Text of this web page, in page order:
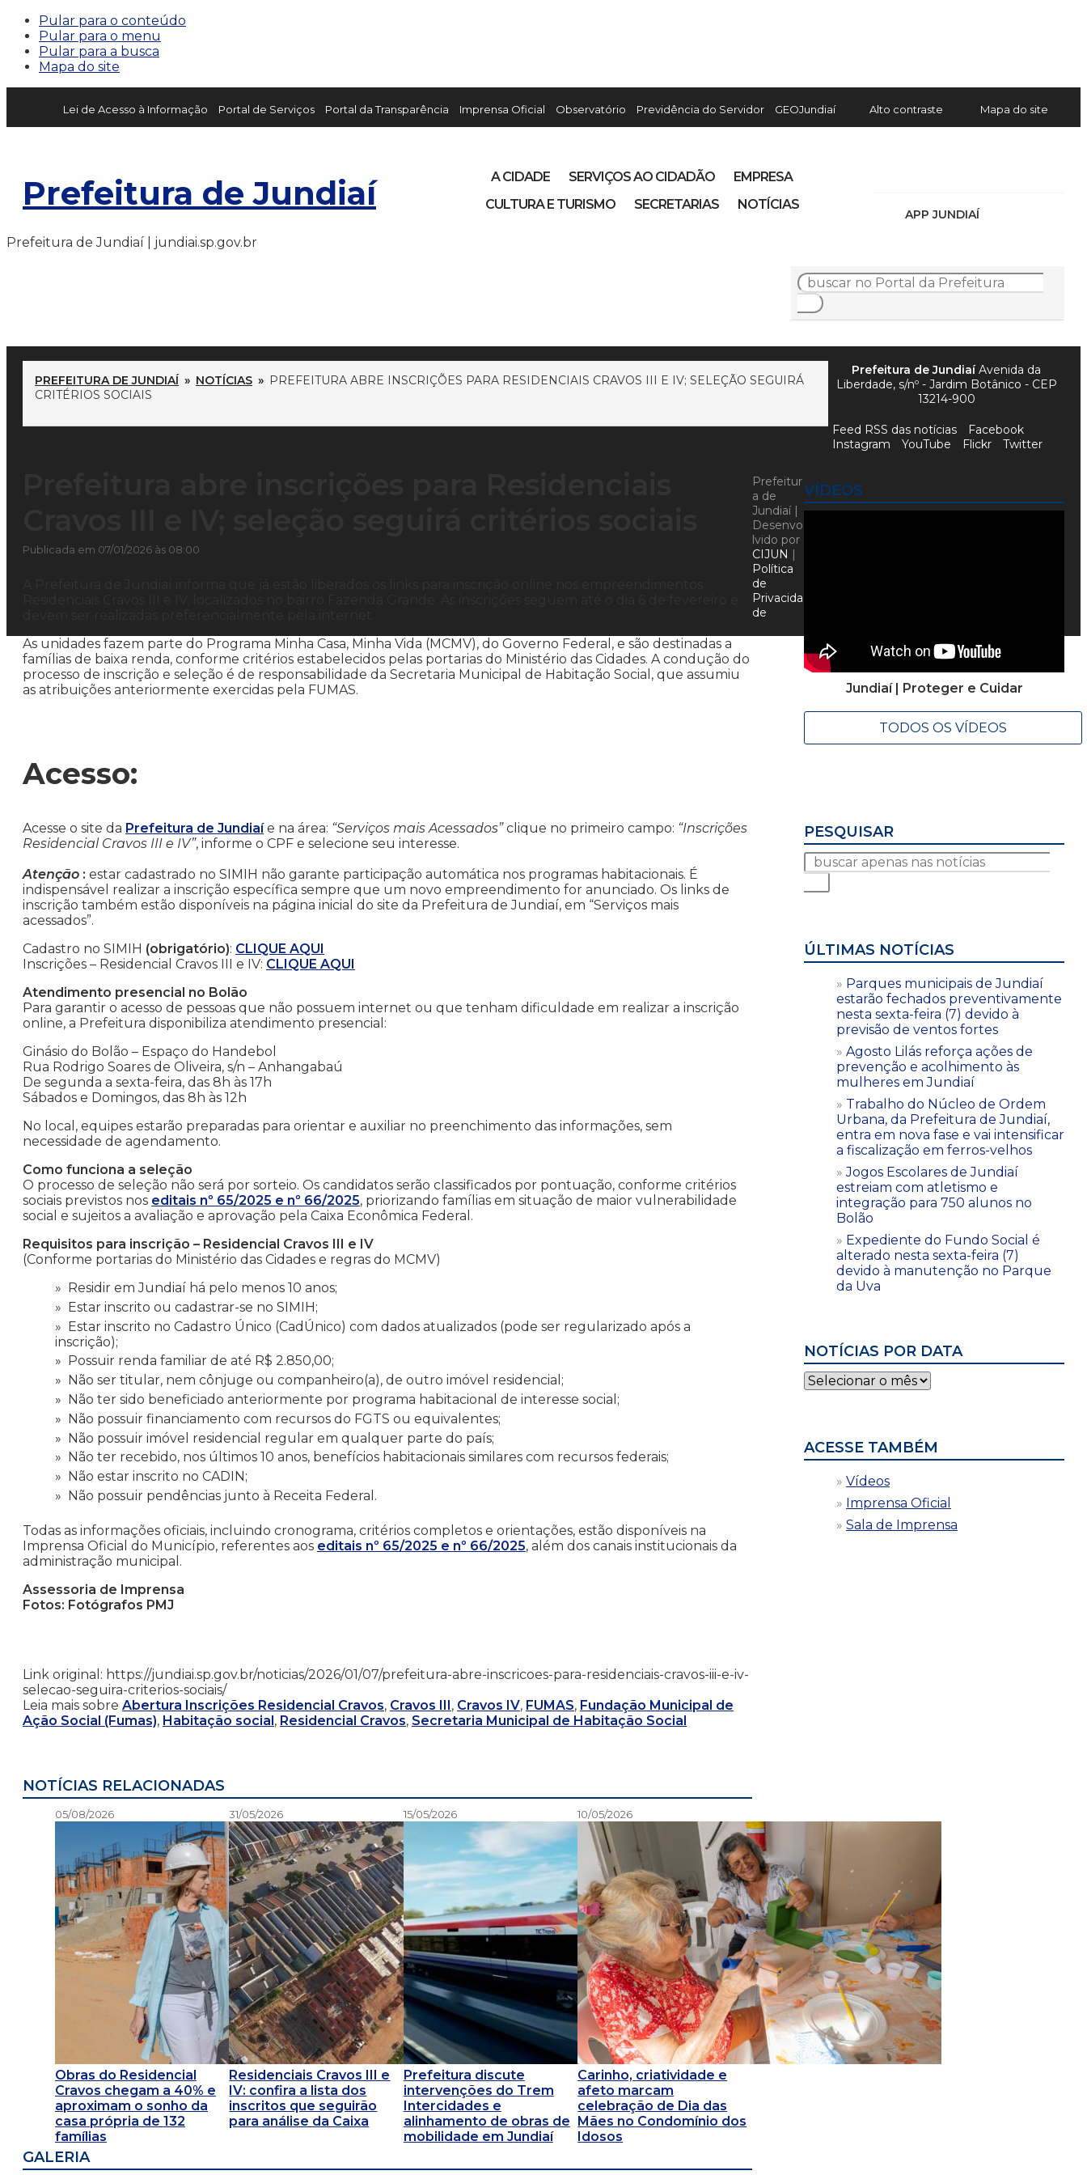
Pular para o conteúdo
Pular para o menu
Pular para a busca
Mapa do site
Lei de Acesso à Informação Portal de Serviços Portal da Transparência Imprensa Oficial Observatório Previdência do Servidor GEOJundiaí Alto contraste Mapa do site
Prefeitura de Jundiaí
APP JUNDIAÍ
A CIDADE SERVIÇOS AO CIDADÃO
EMPRESA
CULTURA E TURISMO
SECRETARIAS NOTÍCIAS
Prefeitura de Jundiaí | jundiai.sp.gov.br
PREFEITURA DE JUNDIAÍ » NOTÍCIAS » PREFEITURA ABRE INSCRIÇÕES PARA RESIDENCIAIS CRAVOS III E IV; SELEÇÃO SEGUIRÁ
CRITÉRIOS SOCIAIS
Publicada em 07/01/2026 às 08:00
As unidades fazem parte do Programa Minha Casa, Minha Vida (MCMV), do Governo Federal, e são destinadas a
famílias de baixa renda, conforme critérios estabelecidos pelas portarias do Ministério das Cidades. A condução do
processo de inscrição e seleção é de responsabilidade da Secretaria Municipal de Habitação Social, que assumiu
as atribuições anteriormente exercidas pela FUMAS.
Acesso:
Acesse o site da Prefeitura de Jundiaíe na área: “Serviços mais Acessados”clique no primeiro campo: “Inscrições
Residencial Cravos III e IV”, informe o CPF e selecione seu interesse.
Atenção : estar cadastrado no SIMIH não garante participação automática nos programas habitacionais. É
indispensável realizar a inscrição específica sempre que um novo empreendimento for anunciado. Os links de
inscrição também estão disponíveis na página inicial do site da Prefeitura de Jundiaí, em “Serviços mais
acessados”.
Cadastro no SIMIH (obrigatório): CLIQUE AQUI
Inscrições – Residencial Cravos III e IV: CLIQUE AQUI
Atendimento presencial no Bolão
Para garantir o acesso de pessoas que não possuem internet ou que tenham dificuldade em realizar a inscrição
online, a Prefeitura disponibiliza atendimento presencial:
Ginásio do Bolão – Espaço do Handebol
Rua Rodrigo Soares de Oliveira, s/n – Anhangabaú
De segunda a sexta-feira, das 8h às 17h
Sábados e Domingos, das 8h às 12h
No local, equipes estarão preparadas para orientar e auxiliar no preenchimento das informações, sem
necessidade de agendamento.
Como funciona a seleção
O processo de seleção não será por sorteio. Os candidatos serão classificados por pontuação, conforme critérios
sociais previstos nos editais nº 65/2025 e nº 66/2025, priorizando famílias em situação de maior vulnerabilidade
social e sujeitos a avaliação e aprovação pela Caixa Econômica Federal.
Requisitos para inscrição – Residencial Cravos III e IV
(Conforme portarias do Ministério das Cidades e regras do MCMV)
Residir em Jundiaí há pelo menos 10 anos;
Estar inscrito ou cadastrar-se no SIMIH;
Estar inscrito no Cadastro Único (CadÚnico) com dados atualizados (pode ser regularizado após a
inscrição);
Possuir renda familiar de até R$ 2.850,00;
Não ser titular, nem cônjuge ou companheiro(a), de outro imóvel residencial;
Não ter sido beneficiado anteriormente por programa habitacional de interesse social;
Não possuir financiamento com recursos do FGTS ou equivalentes;
Não possuir imóvel residencial regular em qualquer parte do país;
Não ter recebido, nos últimos 10 anos, benefícios habitacionais similares com recursos federais;
Não estar inscrito no CADIN;
Não possuir pendências junto à Receita Federal.
Todas as informações oficiais, incluindo cronograma, critérios completos e orientações, estão disponíveis na
Imprensa Oficial do Município, referentes aos editais nº 65/2025 e nº 66/2025, além dos canais institucionais da
administração municipal.
Assessoria de Imprensa
Fotos: Fotógrafos PMJ
Link original: https://jundiai.sp.gov.br/noticias/2026/01/07/prefeitura-abre-inscricoes-para-residenciais-cravos-iii-e-iv-
selecao-seguira-criterios-sociais/
Leia mais sobre Abertura Inscrições Residencial Cravos, Cravos III, Cravos IV, FUMAS, Fundação Municipal de
Ação Social (Fumas), Habitação social, Residencial Cravos, Secretaria Municipal de Habitação Social
NOTÍCIAS RELACIONADAS
05/08/2026
Obras do Residencial
Cravos chegam a 40% e
aproximam o sonho da
casa própria de 132
famílias
31/05/2026
Residenciais Cravos III e
IV: confira a lista dos
inscritos que seguirão
para análise da Caixa
15/05/2026
Prefeitura discute
intervenções do Trem
Intercidades e
alinhamento de obras de
mobilidade em Jundiaí
10/05/2026
Carinho, criatividade e
afeto marcam
celebração de Dia das
Mães no Condomínio dos
Idosos
GALERIA
VÍDEOS
Jundiaí | Proteger e Cuidar
TODOS OS VÍDEOS
PESQUISAR
ÚLTIMAS NOTÍCIAS
Parques municipais de Jundiaí
estarão fechados preventivamente
nesta sexta-feira (7) devido à
previsão de ventos fortes
Agosto Lilás reforça ações de
prevenção e acolhimento às
mulheres em Jundiaí
Trabalho do Núcleo de Ordem
Urbana, da Prefeitura de Jundiaí,
entra em nova fase e vai intensificar
a fiscalização em ferros-velhos
Jogos Escolares de Jundiaí
estreiam com atletismo e
integração para 750 alunos no
Bolão
Expediente do Fundo Social é
alterado nesta sexta-feira (7)
devido à manutenção no Parque
da Uva
NOTÍCIAS POR DATA
Notícias
por
ACESSE TAMBÉM
Vídeos
Imprensa Oficial
Sala de Imprensa
Prefeitura de JundiaíAvenida da
Liberdade, s/nº - Jardim Botânico - CEP
13214-900
Feed RSS das notícias
Facebook
Instagram
YouTube Flickr Twitter
Prefeitur
a de
Jundiaí |
Desenvo
lvido por
CIJUN |
Política
de
Privacida
de